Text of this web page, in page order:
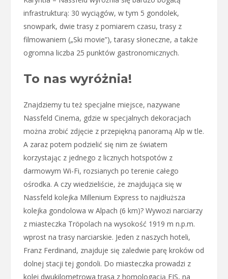
infrastrukturą: 30 wyciągów, w tym 5 gondolek,
snowpark, dwie trasy z pomiarem czasu, trasy z
filmowaniem („Ski movie”), tarasy słoneczne, a także
ogromna liczba 25 punktów gastronomicznych.
To nas wyróżnia!
Znajdziemy tu też specjalne miejsce, nazywane
Nassfeld Cinema, gdzie w specjalnych dekoracjach
można zrobić zdjęcie z przepiękną panoramą Alp w tle.
A zaraz potem podzielić się nim ze światem
korzystając z jednego z licznych hotspotów z
darmowym Wi-Fi, rozsianych po terenie całego
ośrodka. A czy wiedzieliście, że znajdująca się w
Nassfeld kolejka Millenium Express to najdłuższa
kolejka gondolowa w Alpach (6 km)? Wywozi narciarzy
z miasteczka Tröpolach na wysokość 1919 m n.p.m.
wprost na trasy narciarskie. Jeden z naszych hoteli,
Franz Ferdinand, znajduje się zaledwie parę kroków od
dolnej stacji tej gondoli. Do miasteczka prowadzi z
kolei dwukilometrowa trasa z homologacją FIS, na